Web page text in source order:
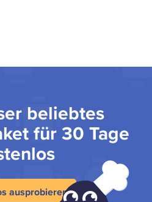
beliebtes
für 30 Tage
ausprobieren